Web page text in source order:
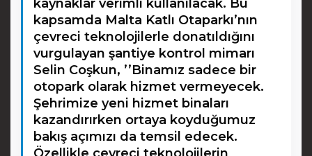
kaynaklar verimli kullanılacak. Bu
kapsamda Malta Katlı Otaparkı’nın
çevreci teknolojilerle donatıldığını
vurgulayan şantiye kontrol mimarı
Selin Coşkun, ’’Binamız sadece bir
otopark olarak hizmet vermeyecek.
Şehrimize yeni hizmet binaları
kazandırırken ortaya koyduğumuz
bakış açımızı da temsil edecek.